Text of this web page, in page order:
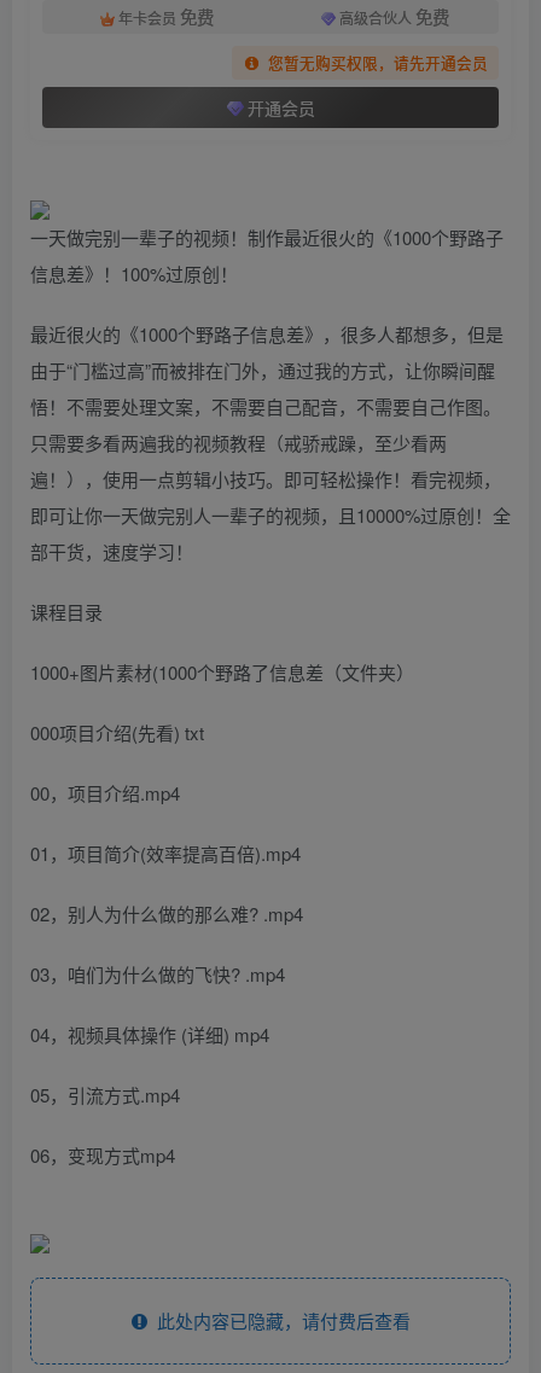
年卡会员 免费 高级合伙人 免费
您暂无购买权限，请先开通会员
开通会员
一天做完别一辈子的视频！制作最近很火的《1000个野路子
信息差》！100%过原创！
最近很火的《1000个野路子信息差》，很多人都想多，但是
由于“门槛过高”而被排在门外，通过我的方式，让你瞬间醒
悟！不需要处理文案，不需要自己配音，不需要自己作图。
只需要多看两遍我的视频教程（戒骄戒躁，至少看两
遍！），使用一点剪辑小技巧。即可轻松操作！看完视频，
即可让你一天做完别人一辈子的视频，且10000%过原创！全
部干货，速度学习！
课程目录
1000+图片素材(1000个野路了信息差（文件夹）
000项目介绍(先看) txt
00，项目介绍.mp4
01，项目简介(效率提高百倍).mp4
02，别人为什么做的那么难? .mp4
03，咱们为什么做的飞快? .mp4
04，视频具体操作 (详细) mp4
05，引流方式.mp4
06，变现方式mp4
此处内容已隐藏，请付费后查看